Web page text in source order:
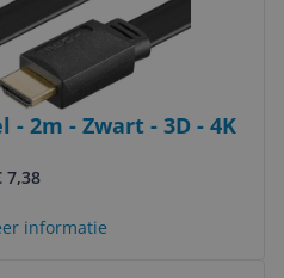
- 2m - Zwart - 3D - 4K
7,38
informatie